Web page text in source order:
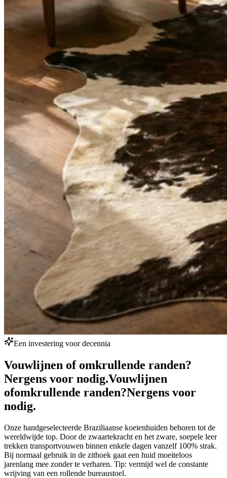
Een investering voor decennia
Vouwlijnen of omkrullende randen?
Nergens voor nodig.Vouwlijnen
ofomkrullende randen?Nergens voor
nodig.
Onze handgeselecteerde Braziliaanse koeienhuiden behoren tot de
wereldwijde top. Door de zwaartekracht en het zware, soepele leer
trekken transportvouwen binnen enkele dagen vanzelf 100% strak.
Bij normaal gebruik in de zithoek gaat een huid moeiteloos
jarenlang mee zonder te verharen. Tip: vermijd wel de constante
wrijving van een rollende bureaustoel.